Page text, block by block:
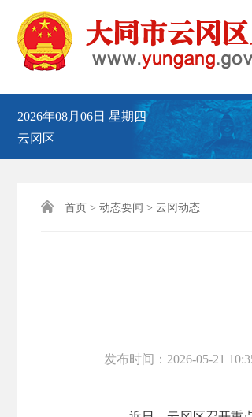
2026年08月06日 星期四
云冈区
 首页 > 动态要闻 > 云冈动态
发布时间： 2026-05-21